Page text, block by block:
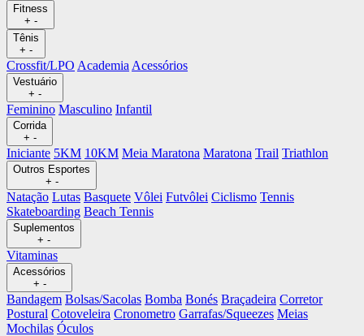
Fitness
+ -
Tênis
+ -
Crossfit/LPO Academia Acessórios
Vestuário
+ -
Feminino Masculino Infantil
Corrida
+ -
Iniciante 5KM 10KM Meia Maratona Maratona Trail Triathlon
Outros Esportes
+ -
Natação Lutas Basquete Vôlei Futvôlei Ciclismo Tennis
Skateboarding Beach Tennis
Suplementos
+ -
Vitaminas
Acessórios
+ -
Bandagem Bolsas/Sacolas Bomba Bonés Braçadeira Corretor
Postural Cotoveleira Cronometro Garrafas/Squeezes Meias
Mochilas Óculos